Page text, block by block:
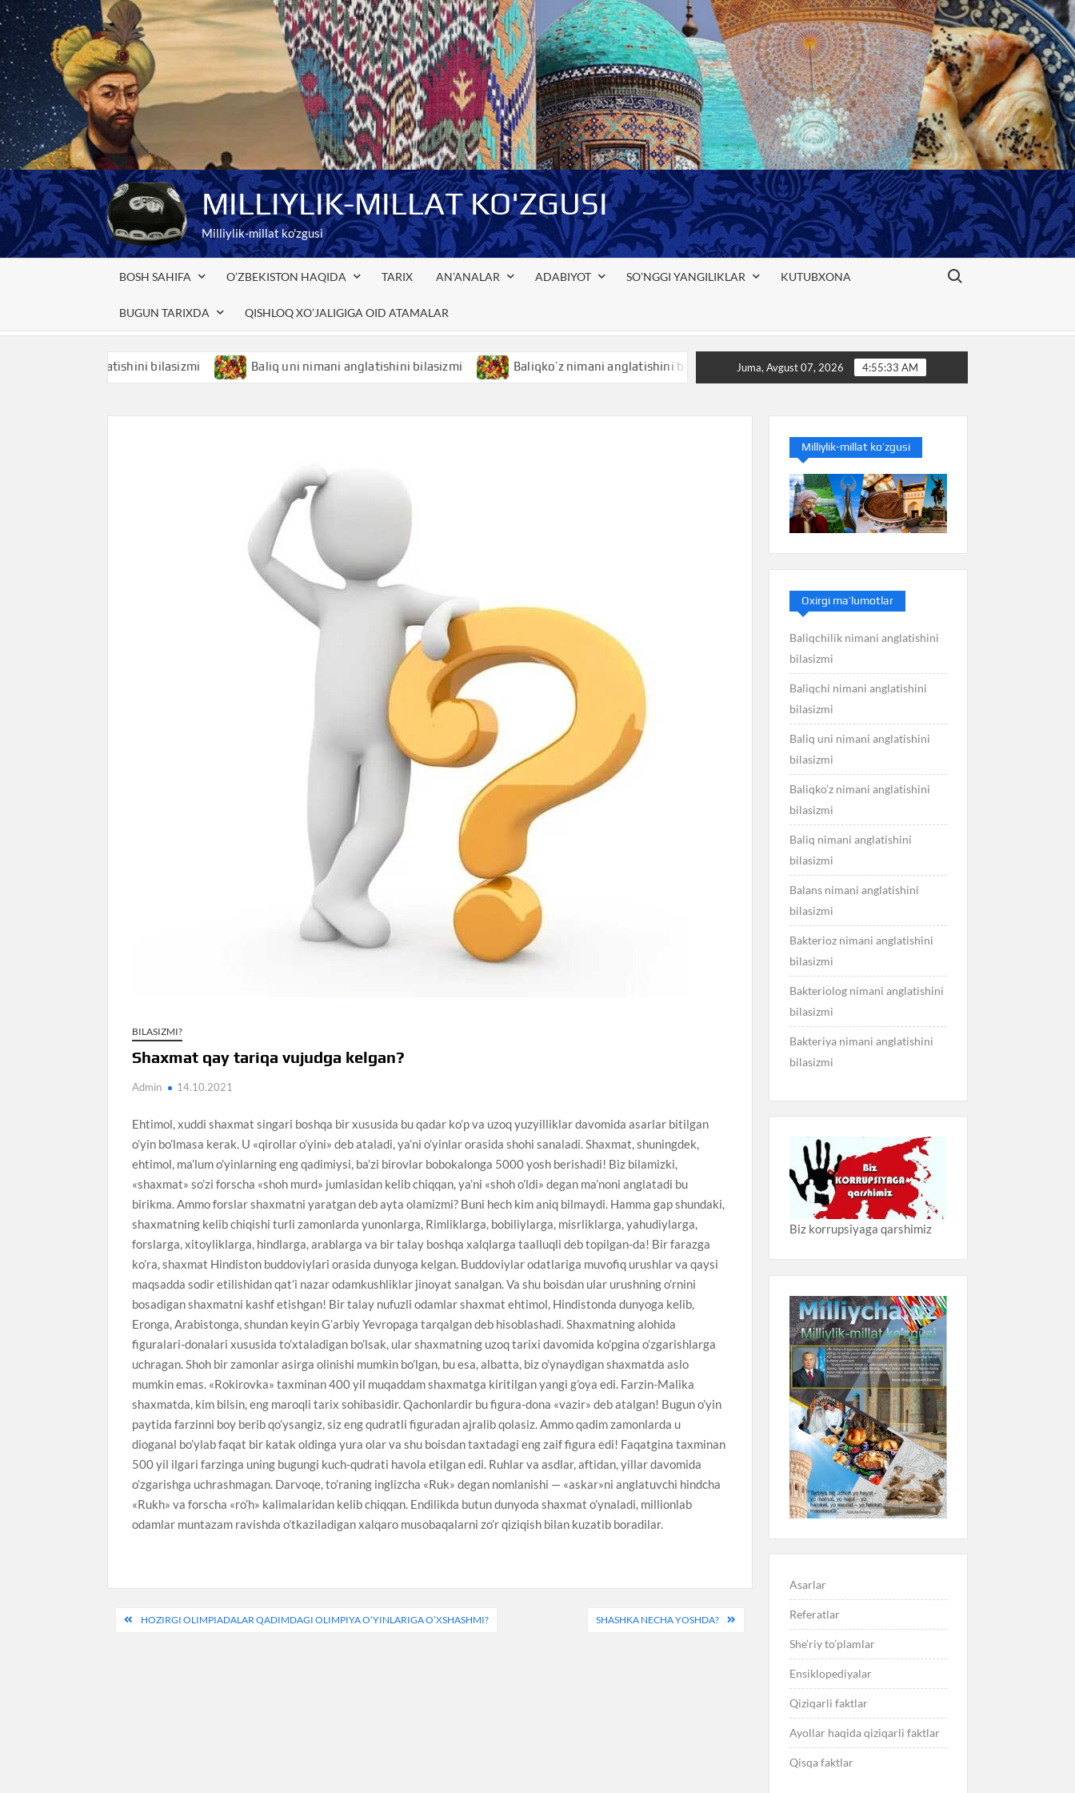
Skip
to
content
MILLIYLIK-MILLAT KO'ZGUSI
Milliylik-millat ko'zgusi
BOSH SAHIFA O’ZBEKISTON HAQIDA TARIX AN’ANALAR ADABIYOT SO’NGGI YANGILIKLAR KUTUBXONA
BUGUN TARIXDA QISHLOQ XO’JALIGIGA OID ATAMALAR
Search for:
anglatishini bilasizmi Baliq uni nimani anglatishini bilasizmi Baliqko’z nimani anglatishini bilasizmi Baliq nimani anglatishini bilasizmi
Juma, Avgust 07, 2026 4:55:34 AM
BILASIZMI?
Shaxmat qay tariqa vujudga kelgan?
Admin 14.10.2021
Ehtimol, xuddi shaxmat singari boshqa bir xususida bu qadar ko’p va uzoq yuzyilliklar davomida asarlar bitilgan
o’yin bo’lmasa kerak. U «qirollar o’yini» deb ataladi, ya’ni o’yinlar orasida shohi sanaladi. Shaxmat, shuningdek,
ehtimol, ma’lum o’yinlarning eng qadimiysi, ba’zi birovlar bobokalonga 5000 yosh berishadi! Biz bilamizki,
«shaxmat» so’zi forscha «shoh murd» jumlasidan kelib chiqqan, ya’ni «shoh o’ldi» degan ma’noni anglatadi bu
birikma. Ammo forslar shaxmatni yaratgan deb ayta olamizmi? Buni hech kim aniq bilmaydi. Hamma gap shundaki,
shaxmatning kelib chiqishi turli zamonlarda yunonlarga, Rimliklarga, bobiliylarga, misrliklarga, yahudiylarga,
forslarga, xitoyliklarga, hindlarga, arablarga va bir talay boshqa xalqlarga taalluqli deb topilgan-da! Bir farazga
ko’ra, shaxmat Hindiston buddoviylari orasida dunyoga kelgan. Buddoviylar odatlariga muvofiq urushlar va qaysi
maqsadda sodir etilishidan qat’i nazar odamkushliklar jinoyat sanalgan. Va shu boisdan ular urushning o’rnini
bosadigan shaxmatni kashf etishgan! Bir talay nufuzli odamlar shaxmat ehtimol, Hindistonda dunyoga kelib,
Eronga, Arabistonga, shundan keyin G’arbiy Yevropaga tarqalgan deb hisoblashadi. Shaxmatning alohida
figuralari-donalari xususida to’xtaladigan bo’lsak, ular shaxmatning uzoq tarixi davomida ko’pgina o’zgarishlarga
uchragan. Shoh bir zamonlar asirga olinishi mumkin bo’lgan, bu esa, albatta, biz o’ynaydigan shaxmatda aslo
mumkin emas. «Rokirovka» taxminan 400 yil muqaddam shaxmatga kiritilgan yangi g’oya edi. Farzin-Malika
shaxmatda, kim bilsin, eng maroqli tarix sohibasidir. Qachonlardir bu figura-dona «vazir» deb atalgan! Bugun o’yin
paytida farzinni boy berib qo’ysangiz, siz eng qudratli figuradan ajralib qolasiz. Ammo qadim zamonlarda u
dioganal bo’ylab faqat bir katak oldinga yura olar va shu boisdan taxtadagi eng zaif figura edi! Faqatgina taxminan
500 yil ilgari farzinga uning bugungi kuch-qudrati havola etilgan edi. Ruhlar va asdlar, aftidan, yillar davomida
o’zgarishga uchrashmagan. Darvoqe, to’raning inglizcha «Ruk» degan nomlanishi — «askar»ni anglatuvchi hindcha
«Rukh» va forscha «ro’h» kalimalaridan kelib chiqqan. Endilikda butun dunyoda shaxmat o’ynaladi, millionlab
odamlar muntazam ravishda o’tkaziladigan xalqaro musobaqalarni zo’r qiziqish bilan kuzatib boradilar.
PostHOZIRGI OLIMPIADALAR QADIMDAGI OLIMPIYA O’YINLARIGA O’XSHASHMI? SHASHKA NECHA YOSHDA?
Milliylik-millat ko’zgusi
Oxirgi ma’lumotlar
Baliqchilik nimani anglatishini
bilasizmi
Baliqchi nimani anglatishini
bilasizmi
Baliq uni nimani anglatishini
bilasizmi
Baliqko’z nimani anglatishini
bilasizmi
Baliq nimani anglatishini
bilasizmi
Balans nimani anglatishini
bilasizmi
Bakterioz nimani anglatishini
bilasizmi
Bakteriolog nimani anglatishini
bilasizmi
Bakteriya nimani anglatishini
bilasizmi
Biz korrupsiyaga qarshimiz
Asarlar
Referatlar
She’riy to’plamlar
Ensiklopediyalar
Qiziqarli faktlar
Ayollar haqida qiziqarli faktlar
Qisqa faktlar